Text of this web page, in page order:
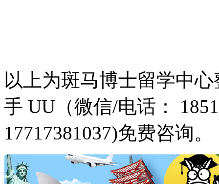
以上为斑马博士留学中
手 UU（微信/电话：
17717381037)免费咨询。